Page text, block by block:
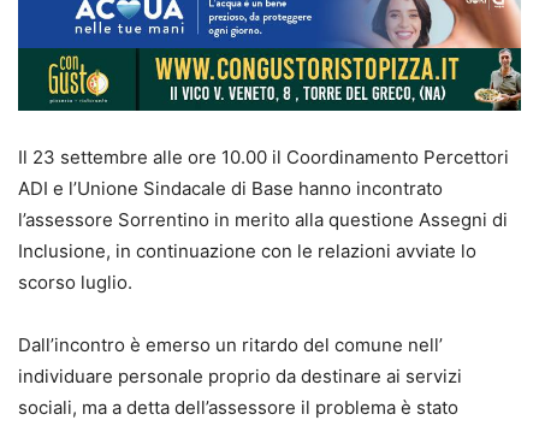
Il 23 settembre alle ore 10.00 il Coordinamento Percettori
ADI e l’Unione Sindacale di Base hanno incontrato
l’assessore Sorrentino in merito alla questione Assegni di
Inclusione, in continuazione con le relazioni avviate lo
scorso luglio.
Dall’incontro è emerso un ritardo del comune nell’
individuare personale proprio da destinare ai servizi
sociali, ma a detta dell’assessore il problema è stato